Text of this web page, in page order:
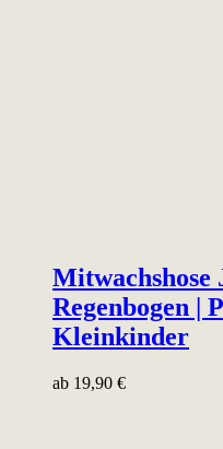
Mitwachshose
Regenbogen |
Kleinkinder
ab 19,90 €